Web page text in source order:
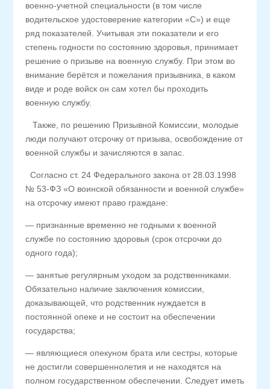
военно-учетной специальности (в том числе
водительское удостоверение категории «С») и еще
ряд показателей. Учитывая эти показатели и его
степень годности по состоянию здоровья, принимает
решение о призыве на военную службу. При этом во
внимание берётся и пожелания призывника, в каком
виде и роде войск он сам хотел бы проходить
военную службу.
Также, по решению Призывной Комиссии, молодые
люди получают отсрочку от призыва, освобождение от
военной службы и зачисляются в запас.
Согласно ст. 24 Федерального закона от 28.03.1998
№ 53-ФЗ «О воинской обязанности и военной службе»
на отсрочку имеют право граждане:
— признанные временно не годными к военной
службе по состоянию здоровья (срок отсрочки до
одного года);
— занятые регулярным уходом за родственниками.
Обязательно наличие заключения комиссии,
доказывающей, что родственник нуждается в
постоянной опеке и не состоит на обеспечении
государства;
— являющиеся опекуном брата или сестры, которые
не достигли совершеннолетия и не находятся на
полном государственном обеспечении. Следует иметь